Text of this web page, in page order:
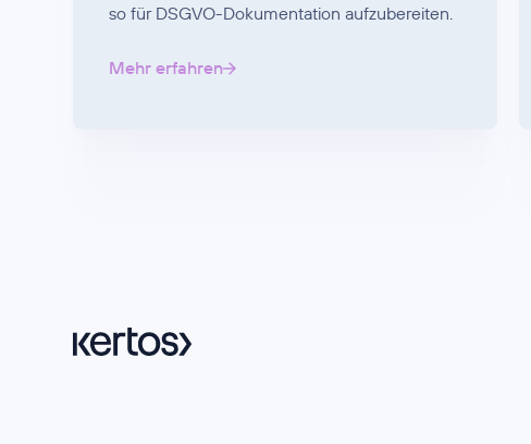
so für DSGVO-Dokumentation aufzubereiten.
Mehr erfahren